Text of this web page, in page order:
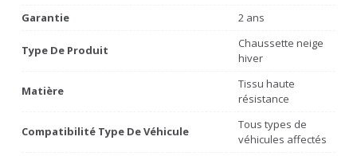
Garantie
2 ans
Type De Produit
Chaussette neige
hiver
Matière
Tissu haute
résistance
Compatibilité Type De Véhicule
Tous types de
véhicules affectés